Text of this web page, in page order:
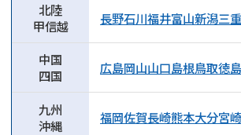
北陸
甲信越
長野石川福井富山新潟三重
中国
四国
広島岡山山口島根鳥取徳島
九州
沖縄
福岡佐賀長崎熊本大分宮崎